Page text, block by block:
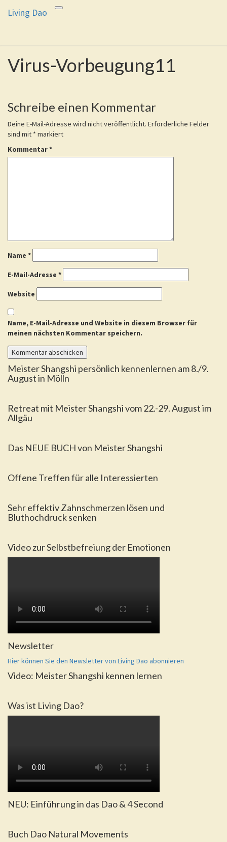
Toggle
Living Dao
Living Dao
Eure Freiheit ist das Ziel dieses
Virus-
Vorbeugung11
Virus-Vorbeugung11
Schreibe einen Kommentar
Deine E-Mail-Adresse wird nicht veröffentlicht. Erforderliche Felder
sind mit * markiert
Kommentar*
Name *
E-Mail-Adresse *
Website
Name, E-Mail-Adresse und Website in diesem Browser für
meinen nächsten Kommentar speichern.
Meister Shangshi persönlich kennenlernen am 8./9.
August in Mölln
Retreat mit Meister Shangshi vom 22.-29. August im
Allgäu
Das NEUE BUCH von Meister Shangshi
Offene Treffen für alle Interessierten
Sehr effektiv Zahnschmerzen lösen und
Bluthochdruck senken
Video zur Selbstbefreiung der Emotionen
Newsletter
Hier können Sie den Newsletter von Living Dao abonnieren
Video: Meister Shangshi kennen lernen
Was ist Living Dao?
NEU: Einführung in das Dao & 4 Second
Buch Dao Natural Movements